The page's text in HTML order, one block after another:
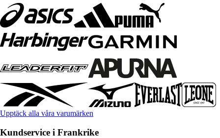
Upptäck alla våra varumärken
Kundservice i Frankrike